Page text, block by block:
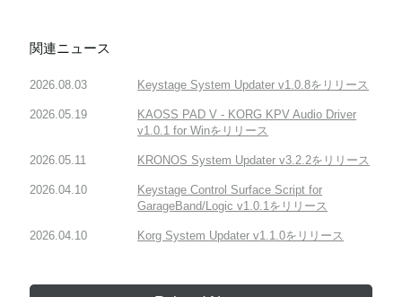
関連ニュース
2026.08.03 Keystage System Updater v1.0.8をリリース
2026.05.19
KAOSS PAD V - KORG KPV Audio Driver
v1.0.1 for Winをリリース
2026.05.11 KRONOS System Updater v3.2.2をリリース
2026.04.10
Keystage Control Surface Script for
GarageBand/Logic v1.0.1をリリース
2026.04.10 Korg System Updater v1.1.0をリリース